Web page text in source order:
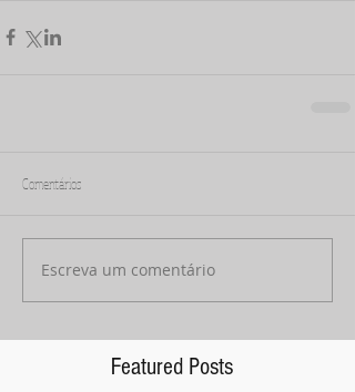
Featured Posts
Comentários
Escreva um comentário